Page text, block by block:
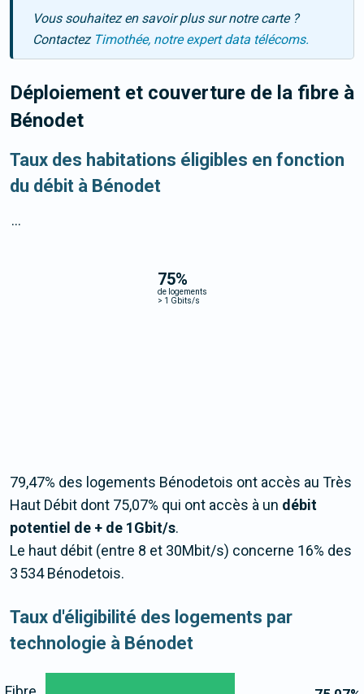
Vous souhaitez en savoir plus sur notre carte ?
Contactez Timothée, notre expert data télécoms.
Déploiement et couverture de la fibre à
Bénodet
Taux des habitations éligibles en fonction
du débit à Bénodet
75%
de logements
> 1 Gbits/s
...
79,47% des logements Bénodetois ont accès au Très
Haut Débit dont 75,07% qui ont accès à un débit
potentiel de + de 1Gbit/s.
Le haut débit (entre 8 et 30Mbit/s) concerne 16% des
3 534 Bénodetois.
Taux d'éligibilité des logements par
technologie à Bénodet